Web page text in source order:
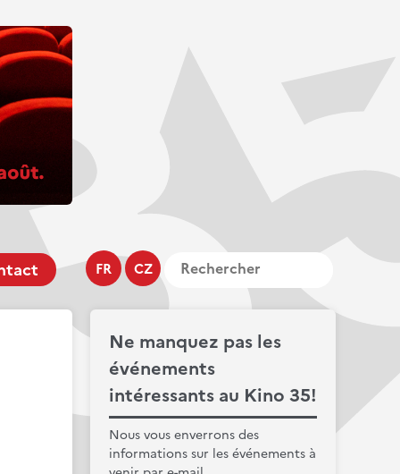
FR CZ
Ne manquez pas les
événements
intéressants au Kino 35!
Nous vous enverrons des
informations sur les événements à